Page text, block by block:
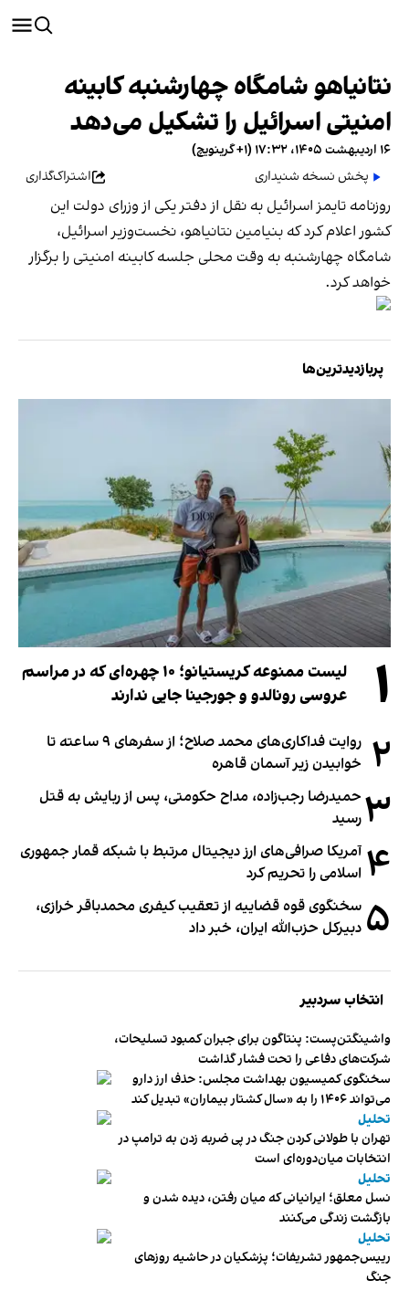
نتانیاهو شامگاه چهارشنبه کابینه
امنیتی اسرائیل را تشکیل می‌دهد
۱۶ اردیبهشت ۱۴۰۵، ۱۷:۳۲ (‎+۱ گرینویچ)
پخش نسخه شنیداری
اشتراک‌گذاری
روزنامه تایمز اسرائیل به نقل از دفتر یکی از وزرای دولت این
کشور اعلام کرد که بنیامین نتانیاهو، نخست‌وزیر اسرائیل،
شامگاه چهارشنبه به وقت محلی جلسه کابینه امنیتی را برگزار
خواهد کرد.
پربازدیدترین‌ها
۱
لیست ممنوعه کریستیانو؛ ۱۰ چهره‌ای که در مراسم
عروسی رونالدو و جورجینا جایی ندارند
۲
روایت فداکاری‌های محمد صلاح؛ از سفرهای ۹ ساعته تا
خوابیدن زیر آسمان قاهره
۳ حمیدرضا رجب‌زاده، مداح حکومتی، پس از ربایش به قتل
رسید
۴ آمریکا صرافی‌های ارز دیجیتال مرتبط با شبکه قمار جمهوری
اسلامی را تحریم کرد
۵ سخنگوی قوه قضاییه از تعقیب کیفری محمدباقر خرازی،
دبیر‌کل حزب‌الله ایران، خبر داد
انتخاب سردبیر
واشینگتن‌پست: پنتاگون برای جبران کمبود تسلیحات،
شرکت‌های دفاعی را تحت فشار گذاشت
سخنگوی کمیسیون بهداشت مجلس: حذف ارز دارو
می‌تواند ۱۴۰۶ را به «سال کشتار بیماران» تبدیل کند
تحلیل
تهران با طولانی کردن جنگ در پی ضربه زدن به ترامپ در
انتخابات میان‌دوره‌ای است
تحلیل
نسل معلق؛ ایرانیانی که میان رفتن، دیده شدن و
بازگشت زندگی می‌کنند
تحلیل
رییس‌جمهور تشریفات؛ پزشکیان در حاشیه روزهای
جنگ